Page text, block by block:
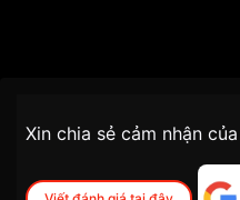
Đối tượng sử dụng Nam
nhanh chóng – minh
Xin chia sẻ cảm nhận